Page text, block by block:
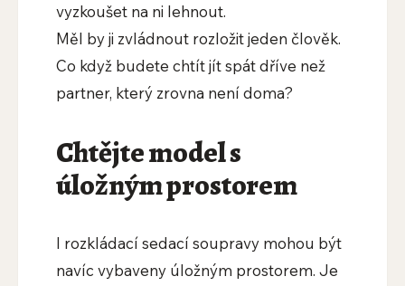
vyzkoušet na ni lehnout.
Měl by ji zvládnout rozložit jeden člověk.
Co když budete chtít jít spát dříve než
partner, který zrovna není doma?
Chtějte model s
úložným prostorem
I rozkládací sedací soupravy mohou být
navíc vybaveny úložným prostorem. Je